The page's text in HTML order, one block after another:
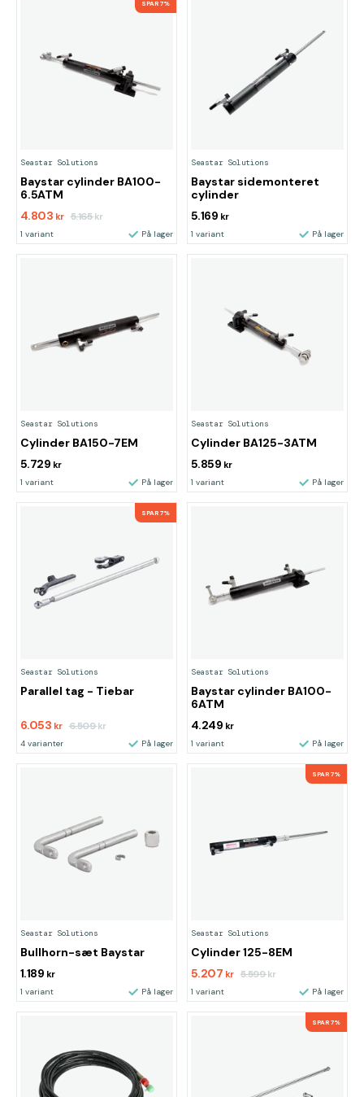
SPAR 7%
Seastar Solutions
Baystar cylinder BA100-
6.5ATM
4.803 kr 5.165kr
1 variant På lager
Seastar Solutions
Baystar sidemonteret
cylinder
5.169 kr
1 variant På lager
Seastar Solutions
Cylinder BA150-7EM
5.729 kr
1 variant På lager
Seastar Solutions
Cylinder BA125-3ATM
5.859 kr
1 variant På lager
SPAR 7%
Seastar Solutions
Parallel tag - Tiebar
6.053 kr 6.509kr
4 varianter På lager
Seastar Solutions
Baystar cylinder BA100-
6ATM
4.249 kr
1 variant På lager
Seastar Solutions
Bullhorn-sæt Baystar
1.189 kr
1 variant På lager
SPAR 7%
Seastar Solutions
Cylinder 125-8EM
5.207 kr 5.599kr
1 variant På lager
SPAR 7%